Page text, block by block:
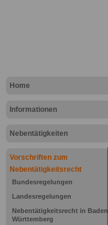
Home
Informationen
Nebentätigkeiten
Vorschriften zum
Nebentätigkeitsrecht
Bundesregelungen
Landesregelungen
Nebentätigkeitsrecht in Baden-
Württemberg